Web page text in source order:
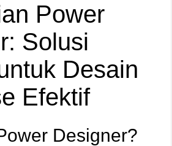
Power
Solusi
Desain
Efektif
Designer?